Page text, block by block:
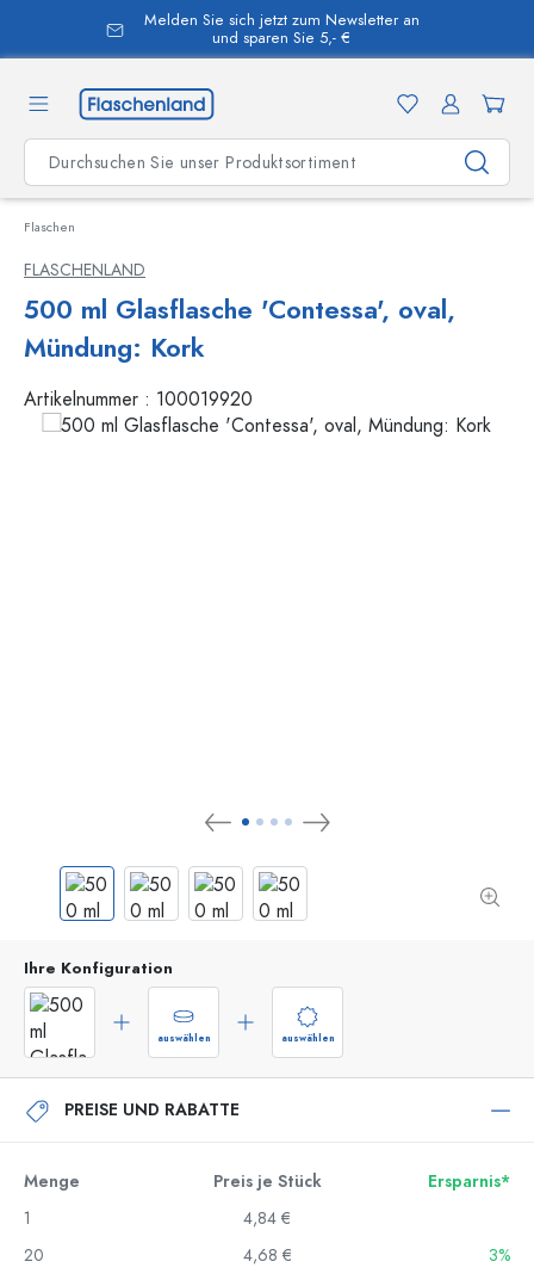
springen
Melden Sie sich jetzt zum Newsletter an
und sparen Sie 5,- €
Flaschen
FLASCHENLAND
500 ml Glasflasche 'Contessa', oval,
Mündung: Kork
Artikelnummer : 100019920
Ihre Konfiguration
auswählen auswählen
PREISE UND RABATTE
Menge Preis je Stück
Ersparnis*
1
4,84 €
20
4,68 €
3%